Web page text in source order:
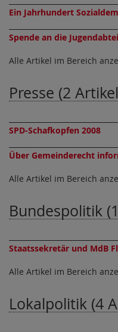
Ein Jahrhundert
Spende an die
Alle Artikel im Bereich
Presse (2
SPD-Schafkopfen 2008
Über Gemeinderecht
Alle Artikel im Bereich
Bundespolitik
Staatssekretär und MdB
Alle Artikel im Bereich
Lokalpolitik (4